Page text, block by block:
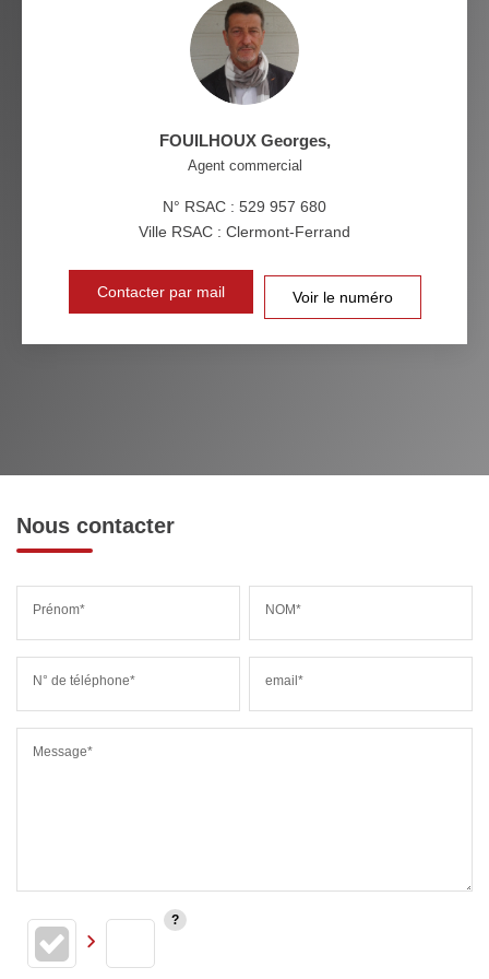
FOUILHOUX Georges,
Agent commercial
N° RSAC : 529 957 680
Ville RSAC : Clermont-Ferrand
Contacter par mail Voir le numéro
Nous contacter
Prénom* NOM*
N° de téléphone* email*
Message*